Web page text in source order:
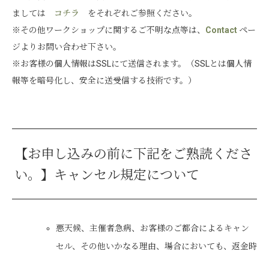
ましては
コチラ
をそれぞれご参照ください。
※その他ワークショップに関するご不明な点等は、 Contact ペー
ジよりお問い合わせ下さい。
※お客様の個人情報はSSLにて送信されます。（SSLとは個人情
報等を暗号化し、安全に送受信する技術です。）
【お申し込みの前に下記をご熟読くださ
い。】キャンセル規定について
悪天候、主催者急病、お客様のご都合によるキャン
セル、その他いかなる理由、場合においても、返金時